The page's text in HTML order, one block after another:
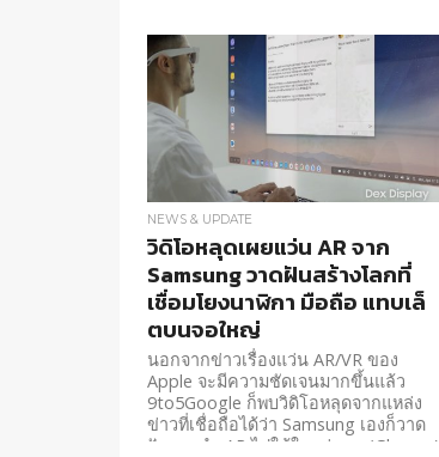
NEWS & UPDATE
วิดิโอหลุดเผยแว่น AR จาก
Samsung วาดฝันสร้างโลกที่
เชื่อมโยงนาฬิกา มือถือ แทบเล็
ตบนจอใหญ่
นอกจากข่าวเรื่องแว่น AR/VR ของ
Apple จะมีความชัดเจนมากขึ้นแล้ว
9to5Google ก็พบวิดิโอหลุดจากแหล่ง
ข่าวที่เชื่อถือได้ว่า Samsung เองก็วาด
ฝันการนำ AR ไปใช้ในแว่นตา (Glasses)